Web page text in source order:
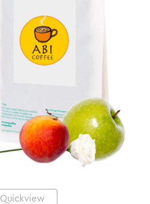
Quickview